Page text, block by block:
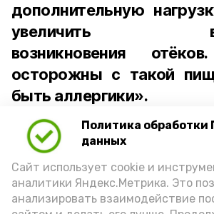
Политика обработки
данных
Сайт использует cookie и
аналитики Яндекс.Метрика. Это
анализировать взаимодействие
дополнительную
увеличить
возникновения
осторожны с такой
быть аллергики».
Для взрослого человека
порцией икры считается
(2-3 ложки). При этом
внимание на хлеб, с
подаётся: лучше выбирать